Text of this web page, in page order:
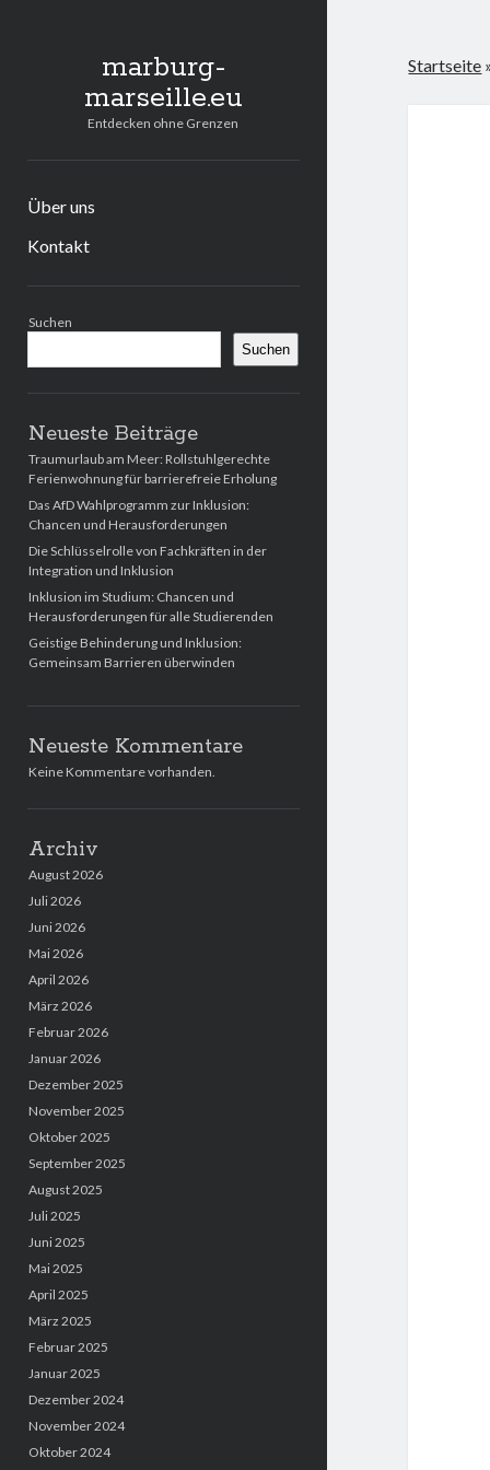
marburg-
marseille.eu
Entdecken ohne Grenzen
Über uns
Kontakt
Suchen
Suchen
Neueste Beiträge
Traumurlaub am Meer: Rollstuhlgerechte
Ferienwohnung für barrierefreie Erholung
Das AfD Wahlprogramm zur Inklusion:
Chancen und Herausforderungen
Die Schlüsselrolle von Fachkräften in der
Integration und Inklusion
Inklusion im Studium: Chancen und
Herausforderungen für alle Studierenden
Geistige Behinderung und Inklusion:
Gemeinsam Barrieren überwinden
Neueste Kommentare
Keine Kommentare vorhanden.
Archiv
August 2026
Juli 2026
Juni 2026
Mai 2026
April 2026
März 2026
Februar 2026
Januar 2026
Dezember 2025
November 2025
Oktober 2025
September 2025
August 2025
Juli 2025
Juni 2025
Mai 2025
April 2025
März 2025
Februar 2025
Januar 2025
Dezember 2024
November 2024
Oktober 2024
Startseite